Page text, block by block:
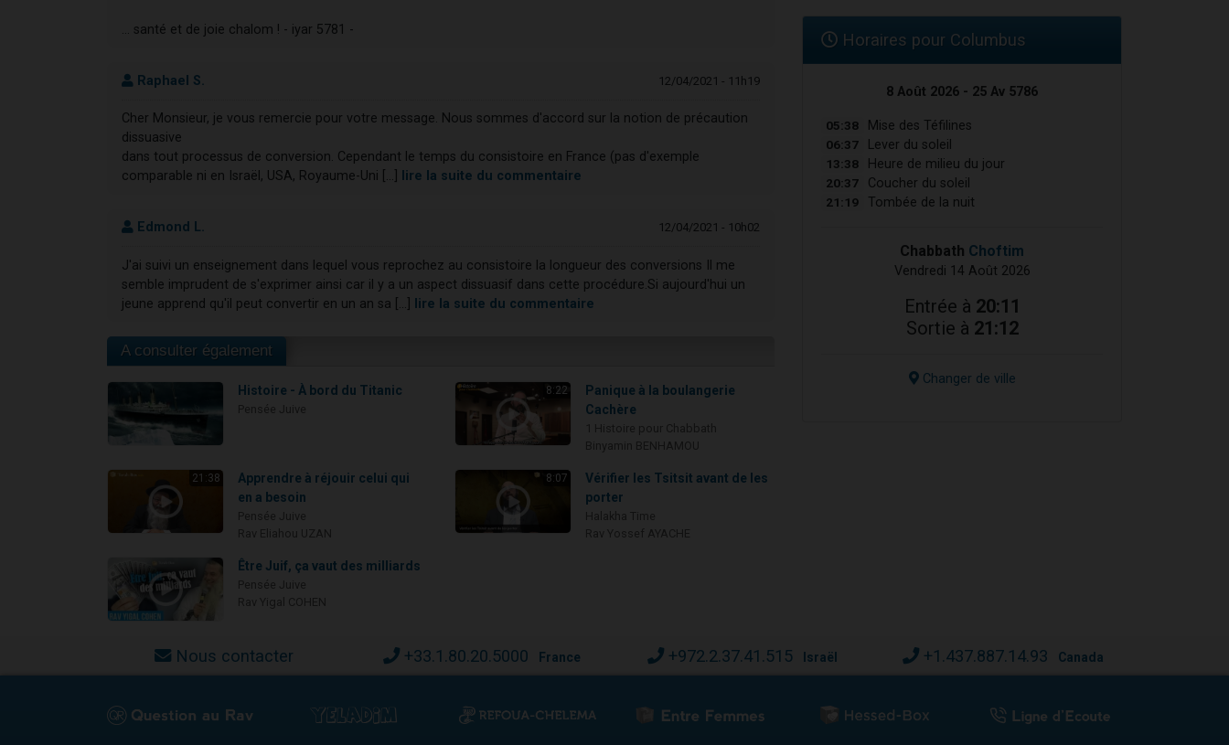
… santé et de joie chalom ! - iyar 5781 -
Raphael S. 12/04/2021 - 11h19
Cher Monsieur, je vous remercie pour votre message. Nous sommes d'accord sur la notion de précaution
dissuasive
dans tout processus de conversion. Cependant le temps du consistoire en France (pas d'exemple
comparable ni en Israël, USA, Royaume-Uni [...]
lire la suite du commentaire
Edmond L. 12/04/2021 - 10h02
J'ai suivi un enseignement dans lequel vous reprochez au consistoire la longueur des conversions Il me
semble imprudent de s'exprimer ainsi car il y a un aspect dissuasif dans cette procédure.Si aujourd'hui un
jeune apprend qu'il peut convertir en un an sa [...]
lire la suite du commentaire
A consulter également
Histoire - À bord du Titanic 8:22
Panique à la boulangerie
Cachère
21:38
Apprendre à réjouir celui qui
en a besoin
8:07
Vérifier les Tsitsit avant de les
porter
Être Juif, ça vaut des milliards
Horaires pour Columbus
8 Août 2026 - 25 Av 5786
05:38 Mise des Téfilines
06:37 Lever du soleil
13:38 Heure de milieu du jour
20:37 Coucher du soleil
21:19 Tombée de la nuit
Chabbath Choftim
Vendredi 14 Août 2026
Entrée à 20:11
Sortie à 21:12
Changer de ville
Nous contacter +33.1.80.20.5000 France +972.2.37.41.515 Israël +1.437.887.14.93 Canada